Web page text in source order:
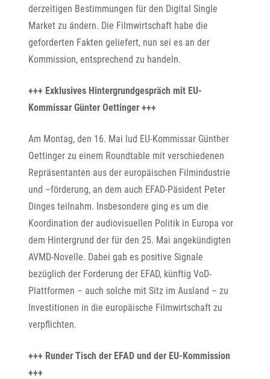
derzeitigen Bestimmungen für den Digital Single
Market zu ändern. Die Filmwirtschaft habe die
geforderten Fakten geliefert, nun sei es an der
Kommission, entsprechend zu handeln.
+++ Exklusives Hintergrundgespräch mit EU-
Kommissar Günter Oettinger +++
Am Montag, den 16. Mai lud EU-Kommissar Günther
Oettinger zu einem Roundtable mit verschiedenen
Repräsentanten aus der europäischen Filmindustrie
und –förderung, an dem auch EFAD-Päsident Peter
Dinges teilnahm. Insbesondere ging es um die
Koordination der audiovisuellen Politik in Europa vor
dem Hintergrund der für den 25. Mai angekündigten
AVMD-Novelle. Dabei gab es positive Signale
bezüglich der Forderung der EFAD, künftig VoD-
Plattformen – auch solche mit Sitz im Ausland – zu
Investitionen in die europäische Filmwirtschaft zu
verpflichten.
+++ Runder Tisch der EFAD und der EU-Kommission
+++